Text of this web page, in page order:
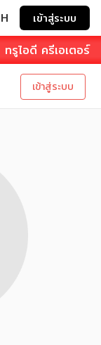
เข้าสู่ระบบ
ทรูไอดี ครีเอเตอร์
เข้าสู่ระบบ